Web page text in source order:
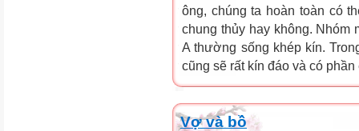
ông, chúng ta hoàn toàn có
chung thủy hay không. Nhóm
A thường sống khép kín.
cũng sẽ rất kín đáo và có
Vợ và bồ